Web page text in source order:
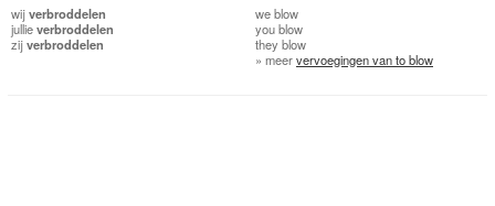
wijverbroddelen
jullieverbroddelen
zijverbroddelen
weblow
youblow
they blow
» meervervoegingen van to blow